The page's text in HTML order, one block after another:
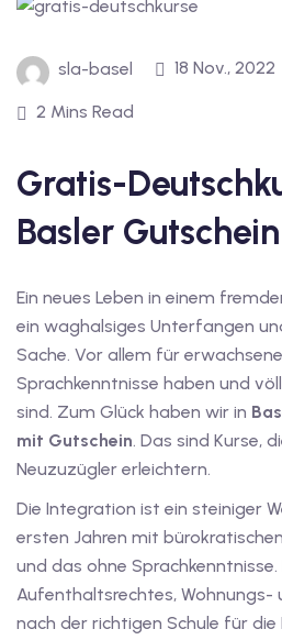
C1
Deutsch C1
A1
Deutschkurse mit
sla-basel 18 Nov., 2022
2 Mins Read
Gratis-
Basler Gutschein
Ein neues Leben in einem
ein waghalsiges Unterfangen
Sache. Vor allem für
Sprachkenntnisse haben und
sind. Zum Glück haben wir in
mit Gutschein. Das sind Kurse,
Neuzuzügler erleichtern.
Die Integration ist ein steiniger
ersten Jahren mit
und das ohne Sprachkenntnisse.
Aufenthaltsrechtes, Wohnungs-
nach der richtigen Schule für die